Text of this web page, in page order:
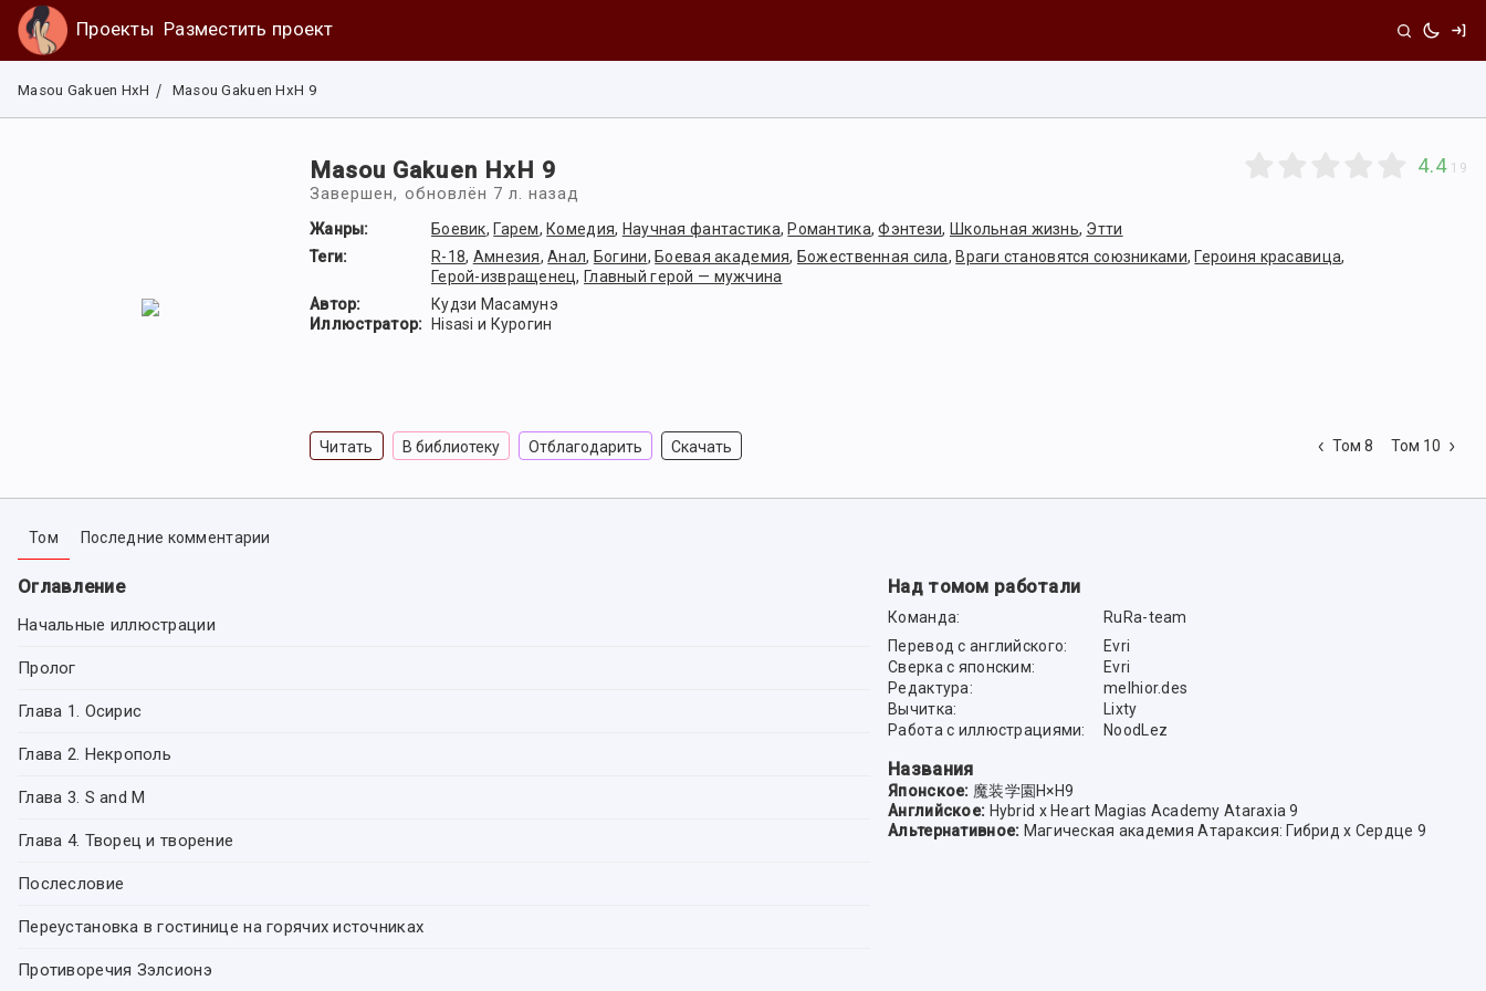
Проекты Разместить проект
Masou Gakuen HxH Masou Gakuen HxH 9
Masou Gakuen HxH 9 4.4 19
Завершен, обновлён 7 л. назад
Жанры: Боевик, Гарем, Комедия, Научная фантастика, Романтика,Фэнтези, Школьная жизнь, Этти
Теги:
R-18, Амнезия,Анал, Богини, Боевая академия, Божественная сила, Враги становятся союзниками, Героиня красавица,
Герой-извращенец, Главный герой — мужчина
Автор:
Кудзи Масамунэ
Иллюстратор:
Hisasi и Курогин
Читать В библиотеку Отблагодарить Скачать Том 8 Том 10
Том Последние комментарии
Оглавление
Начальные иллюстрации
Пролог
Глава 1. Осирис
Глава 2. Некрополь
Глава 3. S and M
Глава 4. Творец и творение
Послесловие
Переустановка в гостинице на горячих источниках
Противоречия Зэлсионэ
Над томом работали
Команда:
RuRa-team
Перевод с английского:
Evri
Сверка с японским:
Evri
Редактура:
melhior.des
Вычитка:
Lixty
Работа с иллюстрациями:
NoodLez
Названия
Японское: 魔装学園H×H9
Английское: Hybrid x Heart Magias Academy Ataraxia 9
Альтернативное: Магическая академия Атараксия: Гибрид x Сердце 9